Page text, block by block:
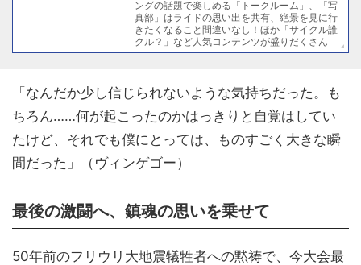
ングの話題で楽しめる「トークルーム」、「写
真部」はライドの思い出を共有、絶景を見に行
きたくなること間違いなし！ほか「サイクル誰
クル？」など人気コンテンツが盛りだくさん
「なんだか少し信じられないような気持ちだった。も
ちろん……何が起こったのかはっきりと自覚はしてい
たけど、それでも僕にとっては、ものすごく大きな瞬
間だった」（ヴィンゲゴー）
最後の激闘へ、鎮魂の思いを乗せて
50年前のフリウリ大地震犠牲者への黙祷で、今大会最